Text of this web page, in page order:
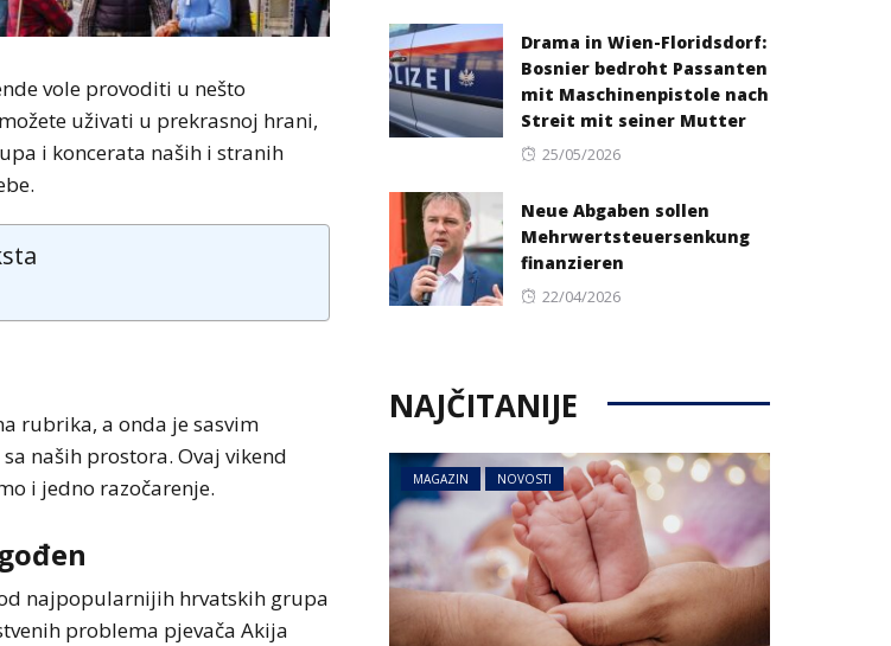
vole provoditi u nešto
uživati u prekrasnoj hrani,
i koncerata naših i stranih
rubrika, a onda je sasvim
naših prostora. Ovaj vikend
i jedno razočarenje.
najpopularnijih hrvatskih grupa
problema pjevača Akija
Drama in Wien-Floridsdorf:
Bosnier bedroht Passanten
mit Maschinenpistole nach
Streit mit seiner Mutter
Posted
25/05/2026
Neue Abgaben sollen
Mehrwertsteuersenkung
finanzieren
Posted
22/04/2026
NAJČITANIJE
MAGAZIN NOVOSTI